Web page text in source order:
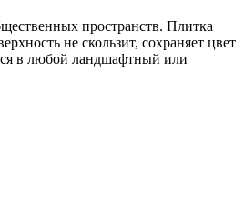
пространств. Плитка
не скользит, сохраняет цвет
в любой ландшафтный или